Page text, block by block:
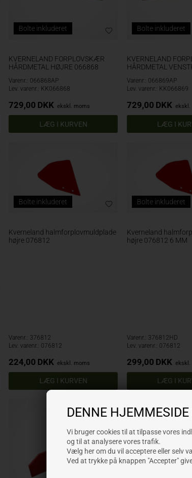
DENNE HJEMMESIDE
Vi bruger cookies til at tilpasse vores
og til at analysere vores trafik.
Vælg her om du vil acceptere eller selv
Ved at trykke på knappen "Accepter"
Bolte inkluderet
KVERNELAND FORPLOVSKÆR
HÅRDMETAL HØJRE 066868
Varenr.: 066868AP
Lev. varenr.: KK066868
729,00 DKK ekskl. moms
Bolte inkluderet
KVERNELAND
HÅRDMETAL
Varenr.: 066869AP
Lev. varenr.: KK066869
729,00 DKK ekskl.
Bolte inkluderet
Kverneland halmforplovmuldplade
højre 076812
Varenr.: 376812
Lev. varenr.: 076812
224,00 DKK ekskl. moms
Bolte inkluderet
Kverneland
højre 076812 6 MM
Varenr.: 376812HD
Lev. varenr.: 076812
299,00 DKK ekskl.